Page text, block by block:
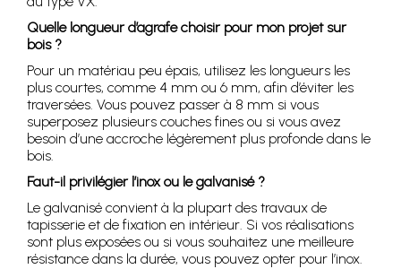
Quelle longueur d’agrafe choisir pour mon projet sur
bois ?
Pour un matériau peu épais, utilisez les longueurs les
plus courtes, comme 4 mm ou 6 mm, afin d’éviter les
traversées. Vous pouvez passer à 8 mm si vous
superposez plusieurs couches fines ou si vous avez
besoin d’une accroche légèrement plus profonde dans le
bois.
Faut-il privilégier l’inox ou le galvanisé ?
Le galvanisé convient à la plupart des travaux de
tapisserie et de fixation en intérieur. Si vos réalisations
sont plus exposées ou si vous souhaitez une meilleure
résistance dans la durée, vous pouvez opter pour l’inox.